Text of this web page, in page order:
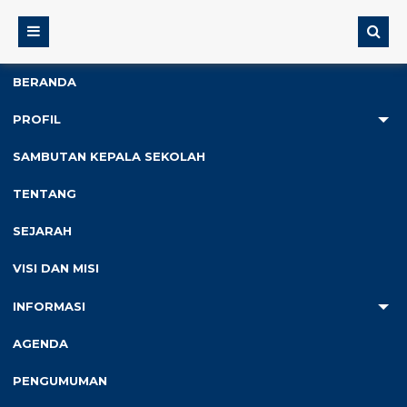
BERANDA
PROFIL
SAMBUTAN KEPALA SEKOLAH
TENTANG
SEJARAH
VISI DAN MISI
INFORMASI
AGENDA
PENGUMUMAN
Tag : probere
Pendidikan